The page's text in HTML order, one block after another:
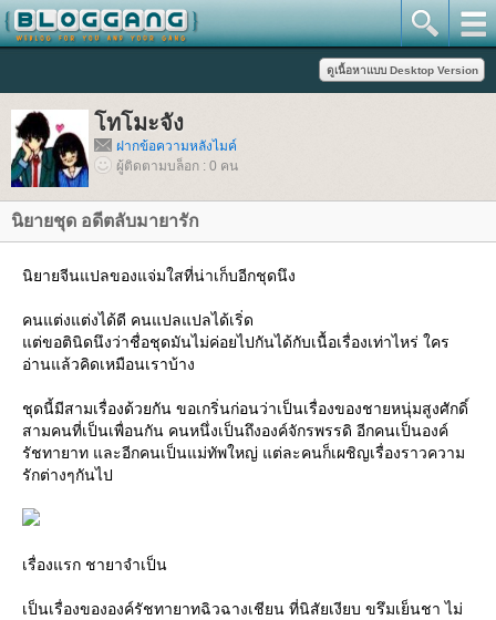
ทโมะจัง
ฝากข้อความหลังไมค์
ผู้ติดตามบล็อก : 0 คน
นิยายชุด อดีตลับมายารัก
นิยายจีนแปลของแจ่มใสที่น่าเก็บอีกชุดนึง
คนแต่งแต่งได้ดี คนแปลแปลได้เริ่ด
ต่ขอตินิดนึงว่าชื่อชุดมันไม่ค่อยไปกันได้กับเนื้อเรื่องเท่าไหร่ ใคร
อ่านแล้วคิดเหมือนเราบ้าง
ชุดนี้มีสามเรื่องด้วยกัน ขอเกริ่นก่อนว่าเป็นเรื่องของชายหนุ่มสูงศักดิ์
สามคนที่เป็นเพื่อนกัน คนหนึ่งเป็นถึงองค์จักรพรรดิ อีกคนเป็นองค์
รัชทายาท และอีกคนเป็นแม่ทัพใหญ่ แต่ละคนก็เผชิญเรื่องราวความ
รักต่างๆกันไป
เรื่องแรก ชายาจำเป็น
เป็นเรื่องขององค์รัชทายาทฉิวฉางเชียน ที่นิสัยเงียบ ขรึมเย็นชา ไม่